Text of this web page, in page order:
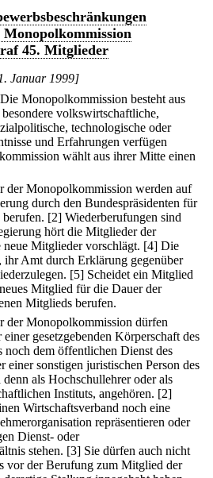
45. Mitglieder
Januar 1999]
Monopolkommission besteht aus
volkswirtschaftliche,
technologische oder
und Erfahrungen verfügen
wählt aus ihrer Mitte einen
der Monopolkommission werden auf
durch den Bundespräsidenten für
[2] Wiederberufungen sind
hört die Mitglieder der
Mitglieder vorschlägt. [4] Die
Amt durch Erklärung gegenüber
[5] Scheidet ein Mitglied
Mitglied für die Dauer der
Mitglieds berufen.
der Monopolkommission dürfen
gesetzgebenden Körperschaft des
noch dem öffentlichen Dienst des
einer sonstigen juristischen Person des
als Hochschullehrer oder als
Instituts, angehören. [2]
Wirtschaftsverband noch eine
repräsentieren oder
Dienst- oder
stehen. [3] Sie dürfen auch nicht
vor der Berufung zum Mitglied der